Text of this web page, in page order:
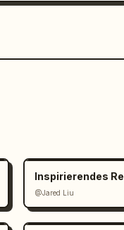
Inspirierendes
@Jared Liu